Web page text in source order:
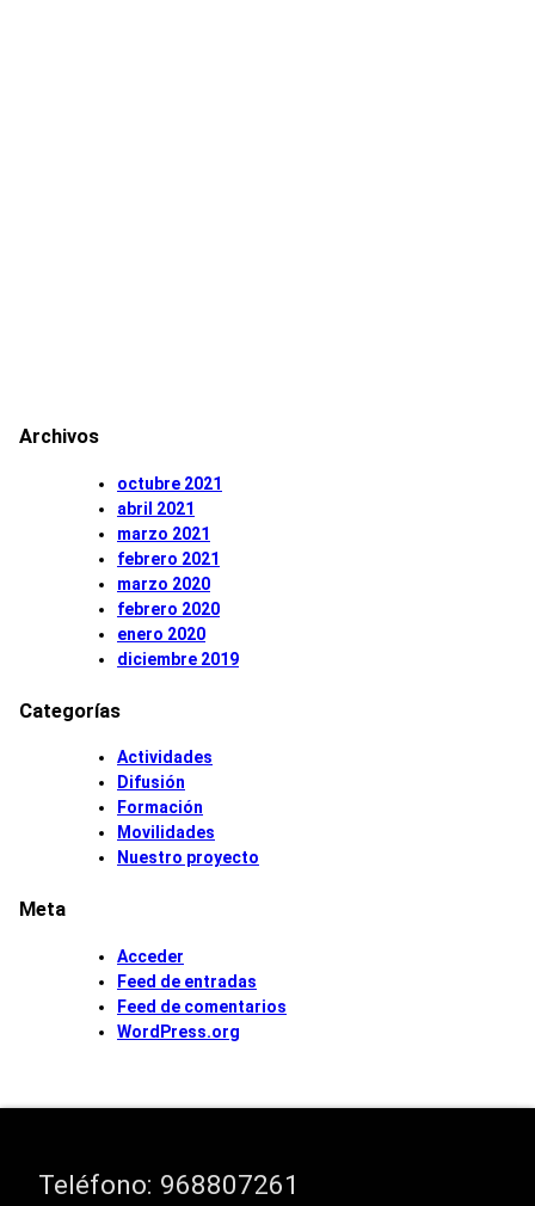
Archivos
octubre 2021
abril 2021
marzo 2021
febrero 2021
marzo 2020
febrero 2020
enero 2020
diciembre 2019
Categorías
Actividades
Difusión
Formación
Movilidades
Nuestro proyecto
Meta
Acceder
Feed de entradas
Feed de comentarios
WordPress.org
Teléfono: 968807261